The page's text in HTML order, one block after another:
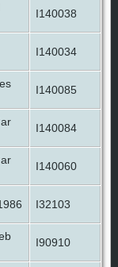
I140038
I140034
I140085
I140084
I140060
I32103
I90910